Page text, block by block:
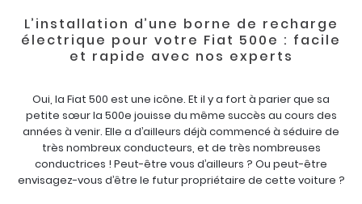
L’installation d’une borne de recharge
électrique pour votre Fiat 500e : facile
et rapide avec nos experts
Oui, la Fiat 500 est une icône. Et il y a fort à parier que sa
petite sœur la 500e jouisse du même succès au cours des
années à venir. Elle a d’ailleurs déjà commencé à séduire de
très nombreux conducteurs, et de très nombreuses
conductrices ! Peut-être vous d’ailleurs ? Ou peut-être
envisagez-vous d’être le futur propriétaire de cette voiture ?